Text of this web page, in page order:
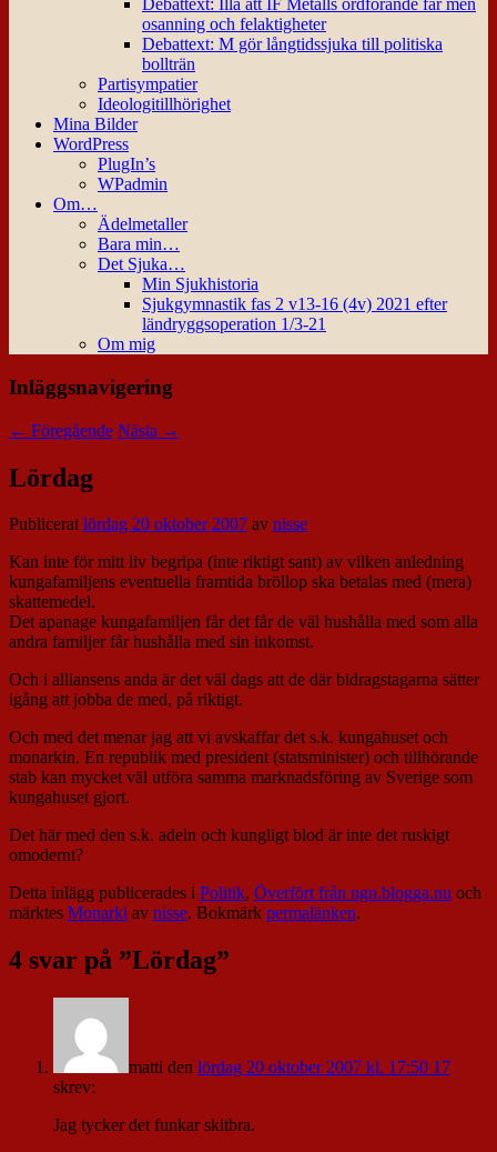
Debattext: Illa att IF Metalls ordförande far men
osanning och felaktigheter
Debattext: M gör långtidssjuka till politiska
bollträn
Partisympatier
Ideologitillhörighet
Mina Bilder
WordPress
PlugIn’s
WPadmin
Om…
Ädelmetaller
Bara min…
Det Sjuka…
Min Sjukhistoria
Sjukgymnastik fas 2 v13-16 (4v) 2021 efter
ländryggsoperation 1/3-21
Om mig
Inläggsnavigering
← Föregående Nästa →
Lördag
Publiceratlördag 20 oktober 2007 av nisse
Kan inte för mitt liv begripa (inte riktigt sant) av vilken anledning
kungafamiljens eventuella framtida bröllop ska betalas med (mera)
skattemedel.
Det apanage kungafamiljen får det får de väl hushålla med som alla
andra familjer får hushålla med sin inkomst.
Och i alliansens anda är det väl dags att de där bidragstagarna sätter
igång att jobba de med, på riktigt.
Och med det menar jag att vi avskaffar det s.k. kungahuset och
monarkin. En republik med president (statsminister) och tillhörande
stab kan mycket väl utföra samma marknadsföring av Sverige som
kungahuset gjort.
Det här med den s.k. adeln och kungligt blod är inte det ruskigt
omodernt?
Detta inlägg publicerades i Politik, Överfört från ngn.blogga.nu och
märktes Monarki av nisse. Bokmärk permalänken.
4 svar på ”Lördag”
matti den lördag 20 oktober 2007 kl. 17:50 17
skrev:
Jag tycker det funkar skitbra.